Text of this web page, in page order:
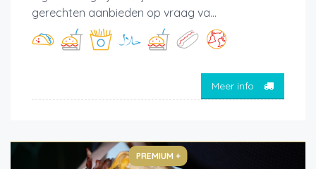
gerechten aanbieden op vraag va...
Meer info
PREMIUM +